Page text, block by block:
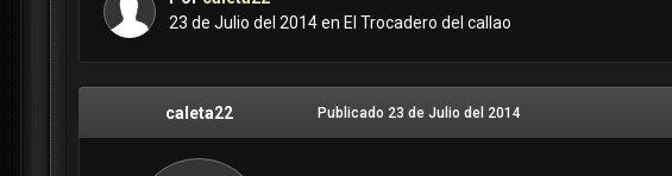
23 de Julio del 2014en El Trocadero del callao
caleta22 Publicado 23 de Julio del 2014